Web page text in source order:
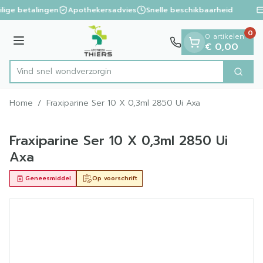
Ga naar de inhoud
1 van 1
betalingen Apothekersadvies Snelle beschikbaarheid
Menu
Product, merk, categorie...
Vind snel wond Zoek
0 artikelen
€ 0,00
0
Home / Fraxiparine Ser 10 X 0,3ml 2850 Ui Axa
Fraxiparine Ser 10 X 0,3ml 2850 Ui
Axa
Op voorschrift
Geneesmiddel